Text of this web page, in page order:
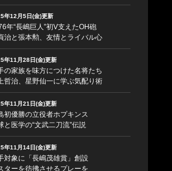
年12月5日(金)更新
年“長嶋巨人”初V支えたOH砲
治と張本勲、友情とライバル心
年11月28日(金)更新
の家族を味方につけた名将たち
哲治、星野仙一に学ぶ気配り術
年11月21日(金)更新
初優勝の立役者ホプキンス
と医学の“文武二刀流”伝説
年11月14日(金)更新
対象に「長嶋茂雄賞」創設
ターを彷彿させるプレーを